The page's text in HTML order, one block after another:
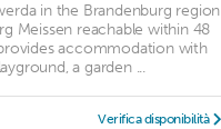
in the Brandenburg region
Meissen reachable within 48
accommodation with
a garden ...
Verifica disponibilità